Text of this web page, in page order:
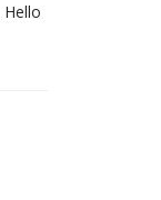
Hello